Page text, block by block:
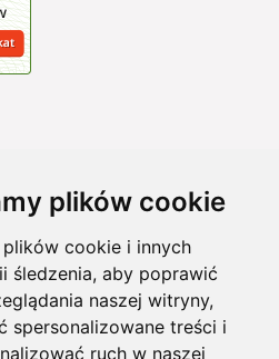
plików cookie
cookie i innych
śledzenia, aby poprawić
naszej witryny,
spersonalizowane treści i
ruch w naszej
E-MAIL DO LISTY ZAUFANYCH